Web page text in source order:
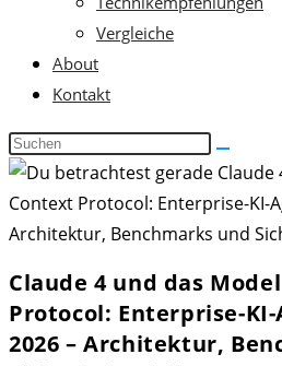
Vergleiche
About
Kontakt
Diese
Website
durchsuchen
Claude 4 und das
Protocol: Enterprise-
2026 – Architektur,